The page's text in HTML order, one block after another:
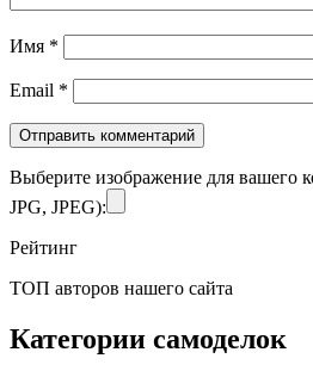
Имя *
Email *
Выберите изображение для вашего
JPG, JPEG):
Рейтинг
ТОП авторов нашего сайта
Категории самоделок